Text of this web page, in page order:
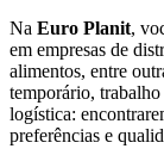
Na Euro Planit,
em empresas de
alimentos, entre
temporário,
logística:
preferências e